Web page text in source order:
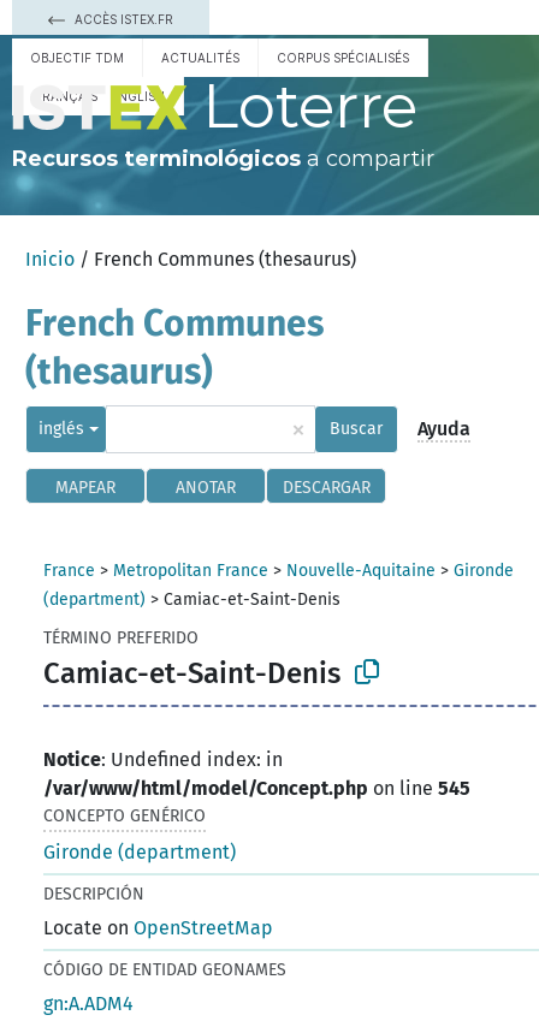
ACCÈS ISTEX.FR
OBJECTIF TDM ACTUALITÉS CORPUS SPÉCIALISÉS
FRANÇAIS ENGLISH Loterre
Recursos terminológicos a compartir
Inicio / French Communes (thesaurus)
French Communes
(thesaurus)
inglés × Buscar Ayuda
MAPEAR ANOTAR DESCARGAR
France > Metropolitan France > Nouvelle-Aquitaine >Gironde
(department) >Camiac-et-Saint-Denis
TÉRMINO PREFERIDO
Camiac-et-Saint-Denis
Notice: Undefined index: in
/var/www/html/model/Concept.php on line545
CONCEPTO GENÉRICO
Gironde (department)
DESCRIPCIÓN
Locate onOpenStreetMap
CÓDIGO DE ENTIDAD GEONAMES
gn:A.ADM4